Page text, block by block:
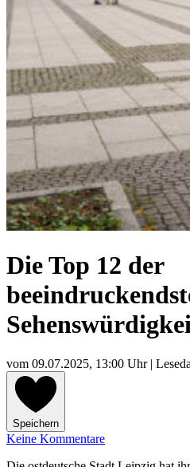
Die Top 12 der
vom 09.07.2025, 13:00 Uhr|
Speichern
Keine Kommentare